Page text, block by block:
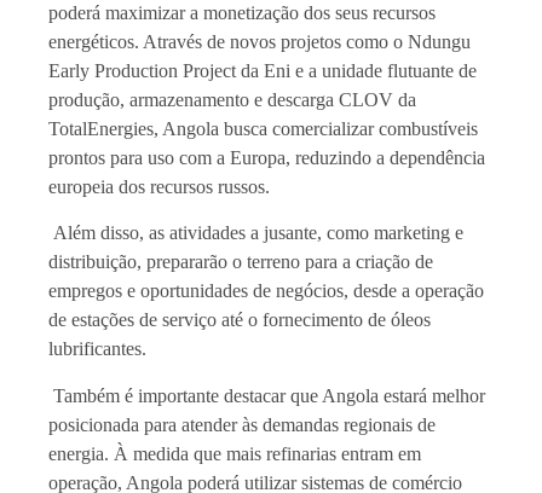
poderá maximizar a monetização dos seus recursos
energéticos. Através de novos projetos como o Ndungu
Early Production Project da Eni e a unidade flutuante de
produção, armazenamento e descarga CLOV da
TotalEnergies, Angola busca comercializar combustíveis
prontos para uso com a Europa, reduzindo a dependência
europeia dos recursos russos.
Além disso, as atividades a jusante, como marketing e
distribuição, prepararão o terreno para a criação de
empregos e oportunidades de negócios, desde a operação
de estações de serviço até o fornecimento de óleos
lubrificantes.
Também é importante destacar que Angola estará melhor
posicionada para atender às demandas regionais de
energia. À medida que mais refinarias entram em
operação, Angola poderá utilizar sistemas de comércio